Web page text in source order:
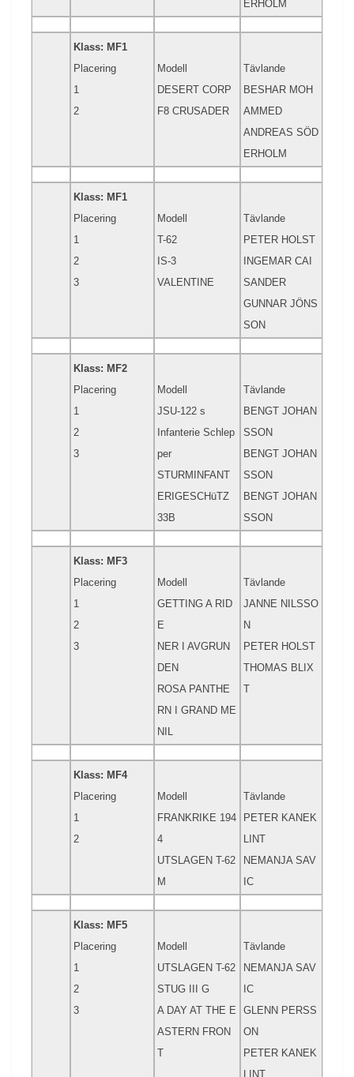
ERHOLM
Klass: MF1
Placering
1
2
Modell
DESERT CORP
F8 CRUSADER
Tävlande
BESHAR MOH
AMMED
ANDREAS SÖD
ERHOLM
Klass: MF1
Placering
1
2
3
Modell
T-62
IS-3
VALENTINE
Tävlande
PETER HOLST
INGEMAR CAI
SANDER
GUNNAR JÖNS
SON
Klass: MF2
Placering
1
2
3
Modell
JSU-122 s
Infanterie Schlep
per
STURMINFANT
ERIGESCHüTZ
33B
Tävlande
BENGT JOHAN
SSON
BENGT JOHAN
SSON
BENGT JOHAN
SSON
Klass: MF3
Placering
1
2
3
Modell
GETTING A RID
E
NER I AVGRUN
DEN
ROSA PANTHE
RN I GRAND ME
NIL
Tävlande
JANNE NILSSO
N
PETER HOLST
THOMAS BLIX
T
Klass: MF4
Placering
1
2
Modell
FRANKRIKE 194
4
UTSLAGEN T-62
M
Tävlande
PETER KANEK
LINT
NEMANJA SAV
IC
Klass: MF5
Placering
1
2
3
Modell
UTSLAGEN T-62
STUG III G
A DAY AT THE E
ASTERN FRON
T
Tävlande
NEMANJA SAV
IC
GLENN PERSS
ON
PETER KANEK
LINT